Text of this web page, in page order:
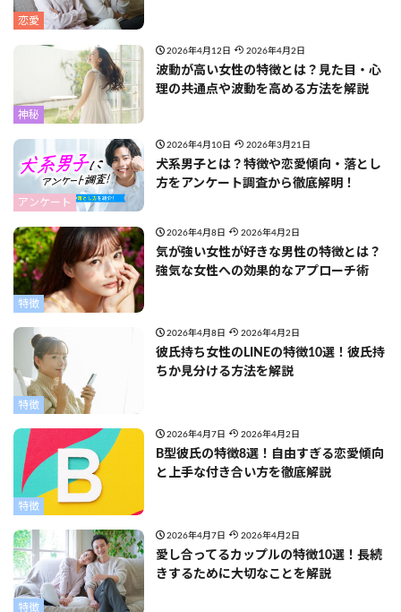
恋愛
神秘
2026年4月12日 2026年4月2日
波動が高い女性の特徴とは？見た目・心
理の共通点や波動を高める方法を解説
アンケート
2026年4月10日 2026年3月21日
犬系男子とは？特徴や恋愛傾向・落とし
方をアンケート調査から徹底解明！
特徴
2026年4月8日 2026年4月2日
気が強い女性が好きな男性の特徴とは？
強気な女性への効果的なアプローチ術
特徴
2026年4月8日 2026年4月2日
彼氏持ち女性のLINEの特徴10選！彼氏持
ちか見分ける方法を解説
特徴
2026年4月7日 2026年4月2日
B型彼氏の特徴8選！自由すぎる恋愛傾向
と上手な付き合い方を徹底解説
特徴
2026年4月7日 2026年4月2日
愛し合ってるカップルの特徴10選！長続
きするために大切なことを解説